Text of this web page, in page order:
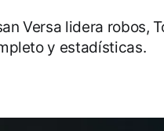
Versa lidera robos,
y estadísticas.